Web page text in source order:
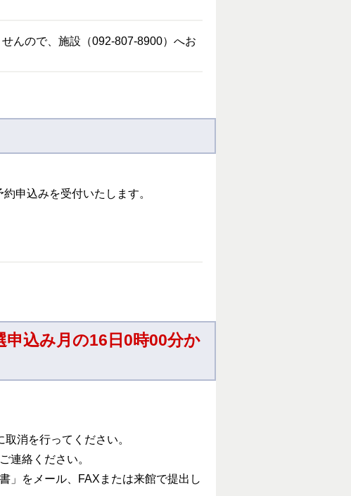
んので、施設（092-807-8900）へお
申込みを受付いたします。
申込み月の16日0時00分か
消を行ってください。
連絡ください。
」をメール、FAXまたは来館で提出し